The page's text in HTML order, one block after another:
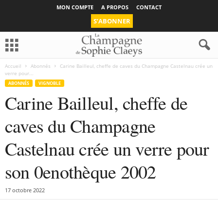
MON COMPTE A PROPOS CONTACT
S’ABONNER
Accueil Abonnés
Carine Bailleul, cheffe de caves du Champagne Castelnau crée un
verre pour...
ABONNÉS VIGNOBLE
Carine Bailleul, cheffe de
caves du Champagne
Castelnau crée un verre pour
son 0enothèque 2002
17 octobre 2022